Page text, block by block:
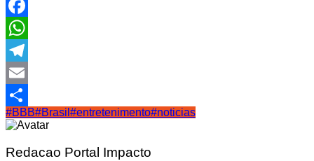
Facebook
WhatsApp
Telegram
Email
Share
#BBB#Brasil #entretenimento#noticias
Redacao Portal Impacto